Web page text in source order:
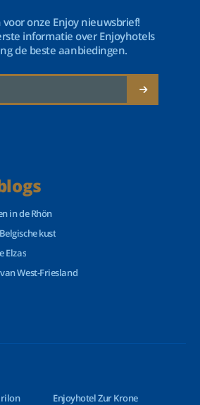
onze Enjoy nieuwsbrief!
informatie over Enjoyhotels
de beste aanbiedingen.
in de Rhön
kust
Elzas
West-Friesland
Enjoyhotel Zur Krone